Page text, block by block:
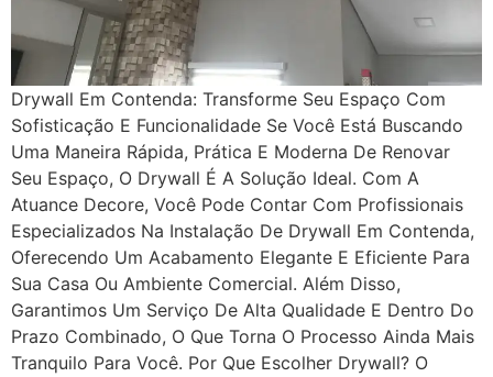
Drywall Em Contenda: Transforme Seu Espaço Com
Sofisticação E Funcionalidade Se Você Está Buscando
Uma Maneira Rápida, Prática E Moderna De Renovar
Seu Espaço, O Drywall É A Solução Ideal. Com A
Atuance Decore, Você Pode Contar Com Profissionais
Especializados Na Instalação De Drywall Em Contenda,
Oferecendo Um Acabamento Elegante E Eficiente Para
Sua Casa Ou Ambiente Comercial. Além Disso,
Garantimos Um Serviço De Alta Qualidade E Dentro Do
Prazo Combinado, O Que Torna O Processo Ainda Mais
Tranquilo Para Você. Por Que Escolher Drywall? O